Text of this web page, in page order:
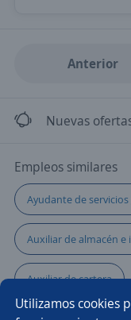
Utilizamos cookies
Anterior
Nuevas
Empleos similares
Ayudante de
Auxiliar de almacén e
Auxiliar de cartera